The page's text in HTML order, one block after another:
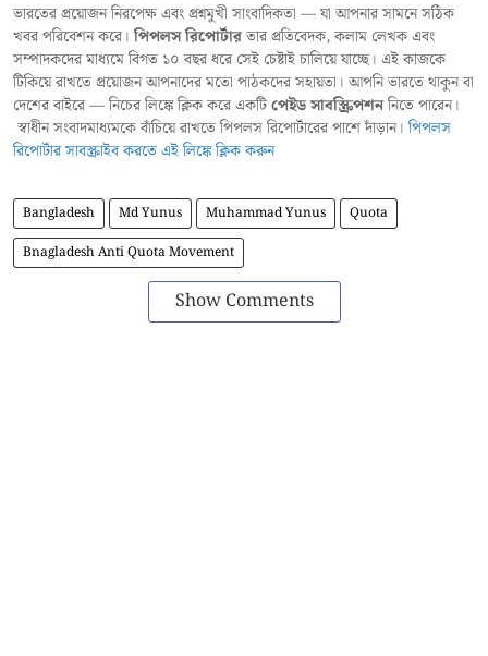
ভারতের প্রয়োজন নিরপেক্ষ এবং প্রশ্নমুখী সাংবাদিকতা — যা আপনার সামনে সঠিক
খবর পরিবেশন করে।পিপলস রিপোর্টারতার প্রতিবেদক, কলাম লেখক এবং
সম্পাদকদের মাধ্যমে বিগত ১০ বছর ধরে সেই চেষ্টাই চালিয়ে যাচ্ছে। এই কাজকে
টিকিয়ে রাখতে প্রয়োজন আপনাদের মতো পাঠকদের সহায়তা। আপনি ভারতে থাকুন বা
দেশের বাইরে — নিচের লিঙ্কে ক্লিক করে একটিপেইড সাবস্ক্রিপশননিতে পারেন।
স্বাধীন সংবাদমাধ্যমকে বাঁচিয়ে রাখতে পিপলস রিপোর্টারের পাশে দাঁড়ান।পিপলস
রিপোর্টার সাবস্ক্রাইব করতে এই লিঙ্কে ক্লিক করুন
Bangladesh Md Yunus Muhammad Yunus
Quota
Bnagladesh Anti Quota Movement
Show Comments